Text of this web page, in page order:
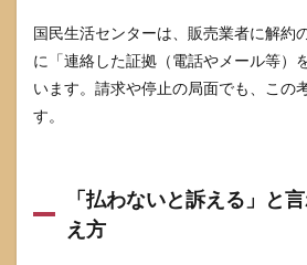
購入
の解
約が
電話
がり
ませ
ん
国民生活センターは、販売業者に解約
に「連絡した証拠（電話やメール等）
います。請求や停止の局面でも、この
す。
「払わないと訴える」と
え方